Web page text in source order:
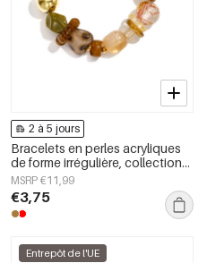
2 à 5 jours
Bracelets en perles acryliques
de forme irrégulière, collection
Simple Daily Simple, bijoux pour
femmes
MSRP €11,99
€3,75
Entrepôt de l'UE